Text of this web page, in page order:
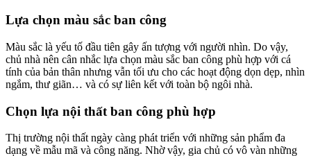
Lựa chọn màu sắc ban công
Màu sắc là yếu tố đầu tiên gây ấn tượng với người nhìn. Do vậy,
chủ nhà nên cân nhắc lựa chọn màu sắc ban công phù hợp với cá
tính của bản thân nhưng vẫn tối ưu cho các hoạt động dọn dẹp, nhìn
ngắm, thư giãn… và có sự liên kết với toàn bộ ngôi nhà.
Chọn lựa nội thất ban công phù hợp
Thị trường nội thất ngày càng phát triển với những sản phẩm đa
dạng về mẫu mã và công năng. Nhờ vậy, gia chủ có vô vàn những